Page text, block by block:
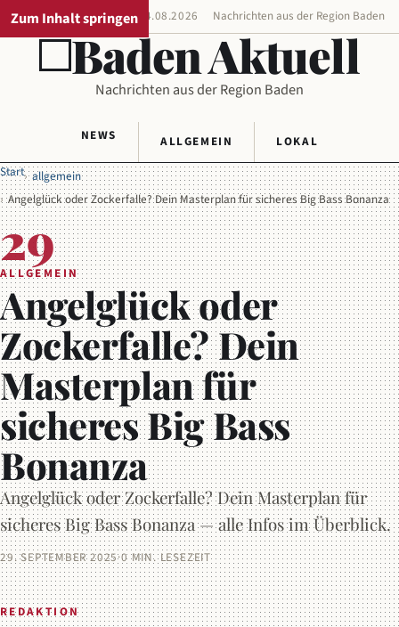
Zum Inhalt springen
REGIONALAUSGABE 04.08.2026 Nachrichten aus der Region Baden
Baden Aktuell
Nachrichten aus der Region Baden
NEWS ALLGEMEIN
LOKAL
Start allgemein
Angelglück oder Zockerfalle? Dein Masterplan für sicheres Big Bass Bonanza
29
ALLGEMEIN
Angelglück oder
Zockerfalle? Dein
Masterplan für
sicheres Big Bass
Bonanza
Angelglück oder Zockerfalle? Dein Masterplan für
sicheres Big Bass Bonanza — alle Infos im Überblick.
29. SEPTEMBER 2025·0 MIN. LESEZEIT
REDAKTION